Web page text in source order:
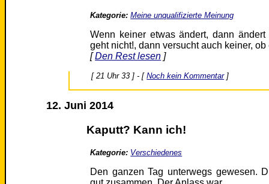
Kategorie: Meine unqualifizierte Meinung
Wenn keiner etwas ändert, dann
geht nicht!, dann versucht auch keiner,
[Den Rest lesen ]
[ 21 Uhr 33 ] - [Noch kein Kommentar]
12. Juni 2014
Kaputt? Kann ich!
Kategorie: Verschiedenes
Den ganzen Tag unterwegs gewesen.